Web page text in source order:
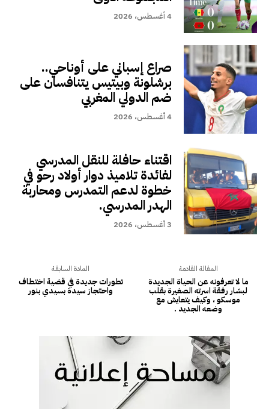
4 أغسطس، 2026
صراع إسباني على أوناحي..
برشلونة وبيتيس يتنافسان على
ضم الدولي المغربي
4 أغسطس، 2026
اقتناء حافلة للنقل المدرسي
لفائدة تلاميذ دوار أولاد رحو في
خطوة لدعم التمدرس ومحاربة
الهدر المدرسي.
3 أغسطس، 2026
المادة السابقة
تطورات جديدة في قضية اختطاف
واحتجاز سيدة بسيدي بنور
المقالة القادمة
ما لا تعرفونه عن الحياة الجديدة
لبشار رفقة اسرته الصغيرة بقلب
موسكو ، وكيف يتعايش مع
وضعه الجديد .